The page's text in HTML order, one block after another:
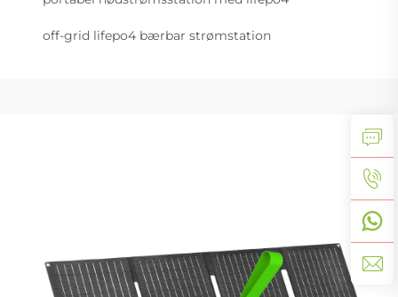
off-grid lifepo4 bærbar strømstation